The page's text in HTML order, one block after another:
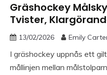
Gräshockey
Tvister,
13/02/2026 Emily
I gräshockey uppnås ett
mållinjen mellan